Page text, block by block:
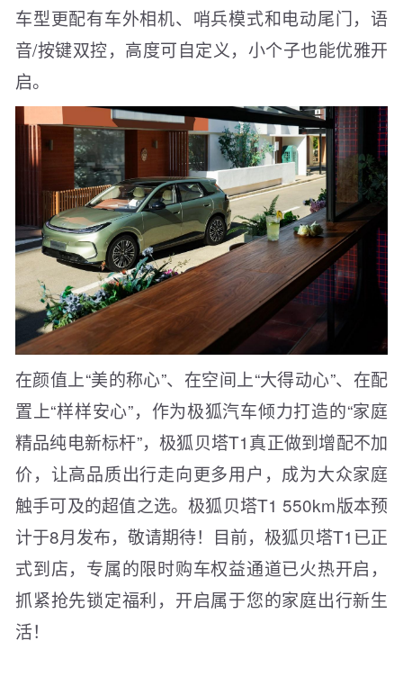
车型更配有车外相机、哨兵模式和电动尾门，语
音/按键双控，高度可自定义，小个子也能优雅开
启。
在颜值上“美的称心”、在空间上“大得动心”、在配
置上“样样安心”，作为极狐汽车倾力打造的“家庭
精品纯电新标杆”，极狐贝塔T1真正做到增配不加
价，让高品质出行走向更多用户，成为大众家庭
触手可及的超值之选。极狐贝塔T1 550km版本预
计于8月发布，敬请期待！目前，极狐贝塔T1已正
式到店，专属的限时购车权益通道已火热开启，
抓紧抢先锁定福利，开启属于您的家庭出行新生
活！